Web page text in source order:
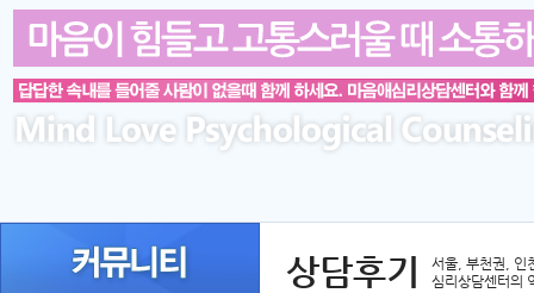
상담후기
서울, 부천권, 인
심리상담센터의